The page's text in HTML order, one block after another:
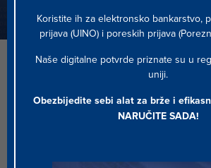
POČETNA / HALCOM CA / POLITIKE
KVALIFIKOVANE
DIGITALNE POTVRDE ZA
FIZIČKA
Koristite ih za elektronsko bankarstvo,
prijava (UINO) i poreskih prijava
Naše digitalne potvrde priznate su u
uniji.
Obezbijedite sebi alat za brže i
NARUČITE SADA!